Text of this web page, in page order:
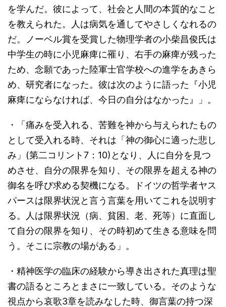
を学んだ。彼によって、社会と人間の本質的なこと
を教えられた。人は病気を通してやさしくなれるの
だ。ノーベル賞を受賞した物理学者の小柴昌俊氏は
中学生の時に小児麻痺に罹り、右手の麻痺が残った
ため、念願であった陸軍士官学校への進学をあきら
め、研究者になった。彼は次のように語った『小児
麻痺にならなければ、今日の自分はなかった』」。
・「痛みを受入れる、苦難を神から与えられたもの
として受入れる時、それは「神の御心に適った悲し
み」(第二コリント7：10)となり、人に自分を見つ
めさせ、自分の限界を知り、その限界を超える神の
御名を呼び求める契機になる。ドイツの哲学者ヤス
パースは限界状況と言う言葉を用いてこれを説明す
る。人は限界状況（病、貧困、老、死等）に直面し
て自分の限界を知り、その時初めて生きる意味を問
う。そこに宗教の場がある」。
・精神医学の臨床の経験から導き出された真理は聖
書の語るところとまさに一致している。そのような
視点から哀歌3章を読みなした時、御言葉の持つ深